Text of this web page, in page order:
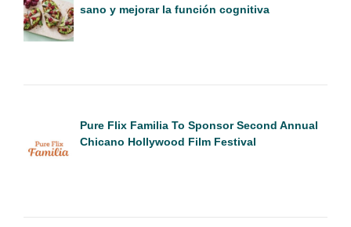
sano y mejorar la función cognitiva
Pure Flix Familia To Sponsor Second Annual
Chicano Hollywood Film Festival